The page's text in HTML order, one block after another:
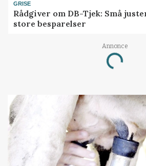
GRISE
Rådgiver om DB-Tjek: Små
store besparelser
Annonce
Loading...